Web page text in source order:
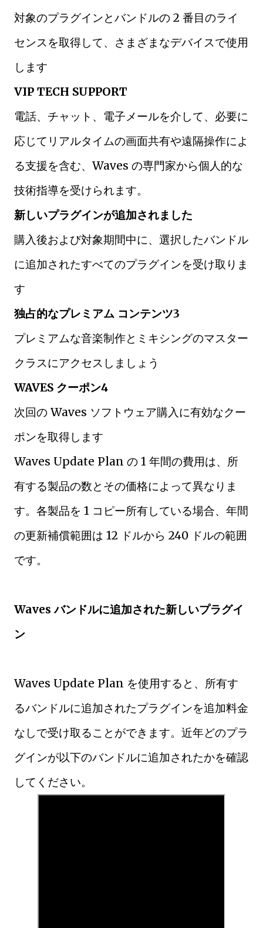
対象のプラグインとバンドルの 2 番目のライ
センスを取得して、さまざまなデバイスで使用
します
VIP TECH SUPPORT
電話、チャット、電子メールを介して、必要に
応じてリアルタイムの画面共有や遠隔操作によ
る支援を含む、Waves の専門家から個人的な
技術指導を受けられます。
新しいプラグインが追加されました
購入後および対象期間中に、選択したバンドル
に追加されたすべてのプラグインを受け取りま
す
独占的なプレミアム コンテンツ3
プレミアムな音楽制作とミキシングのマスター
クラスにアクセスしましょう
WAVES クーポン4
次回の Waves ソフトウェア購入に有効なクー
ポンを取得します
Waves Update Plan の 1 年間の費用は、所
有する製品の数とその価格によって異なりま
す。各製品を 1 コピー所有している場合、年間
の更新補償範囲は 12 ドルから 240 ドルの範囲
です。
Waves バンドルに追加された新しいプラグイ
ン
Waves Update Plan を使用すると、所有す
るバンドルに追加されたプラグインを追加料金
なしで受け取ることができます。近年どのプラ
グインが以下のバンドルに追加されたかを確認
してください。